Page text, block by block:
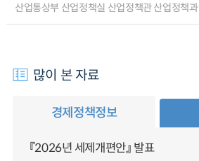
산업통상부 산업정책실 산업정책관 산업정책과
많이 본 자료
경제정책정보
『2026년 세제개편안』 발표